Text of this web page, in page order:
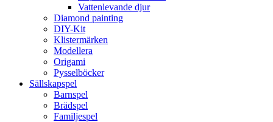
Vattenlevande djur
Diamond painting
DIY-Kit
Klistermärken
Modellera
Origami
Pysselböcker
Sällskapspel
Barnspel
Brädspel
Familjespel